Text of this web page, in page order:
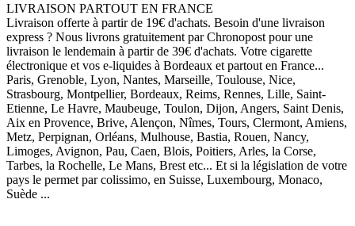
LIVRAISON PARTOUT EN FRANCE
Livraison offerte à partir de 19€ d'achats. Besoin d'une livraison
express ? Nous livrons gratuitement par Chronopost pour une
livraison le lendemain à partir de 39€ d'achats. Votre cigarette
électronique et vos e-liquides à Bordeaux et partout en France...
Paris, Grenoble, Lyon, Nantes, Marseille, Toulouse, Nice,
Strasbourg, Montpellier, Bordeaux, Reims, Rennes, Lille, Saint-
Etienne, Le Havre, Maubeuge, Toulon, Dijon, Angers, Saint Denis,
Aix en Provence, Brive, Alençon, Nîmes, Tours, Clermont, Amiens,
Metz, Perpignan, Orléans, Mulhouse, Bastia, Rouen, Nancy,
Limoges, Avignon, Pau, Caen, Blois, Poitiers, Arles, la Corse,
Tarbes, la Rochelle, Le Mans, Brest etc... Et si la législation de votre
pays le permet par colissimo, en Suisse, Luxembourg, Monaco,
Suède ...